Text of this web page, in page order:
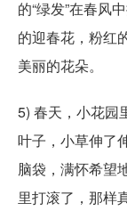
的“绿发”在春风
的迎春花，粉红
美丽的花朵。
5) 春天，小花园
叶子，小草伸了
脑袋，满怀希望
里打滚了，那样